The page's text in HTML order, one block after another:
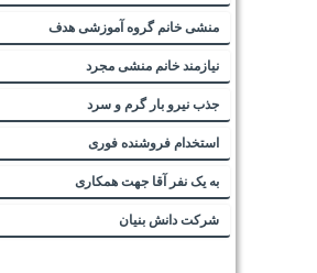
منشی خانم گروه آموزشی هدف
نیازمند خانم منشی مجرد
جذب نیرو بار گرم و سرد
استخدام فروشنده فوری
به یک نفر آقا جهت همکاری
شرکت دانش بنیان